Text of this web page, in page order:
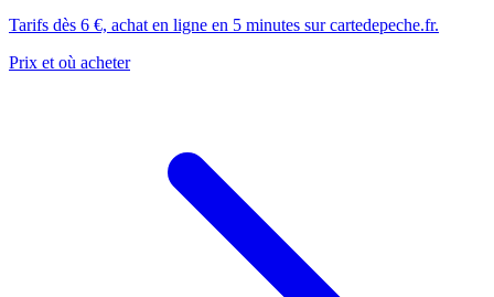
Tarifs dès 6 €, achat en ligne en 5 minutes sur cartedepeche.fr.
Prix et où acheter